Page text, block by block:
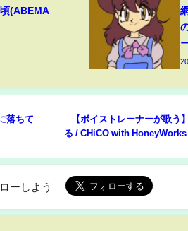
(ABEMA
落ちて
【ボイストレーナーが歌う
る / CHiCO with HoneyWorks
ーしよう